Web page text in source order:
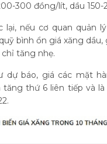
300 đồng/lít, dầu 150-
lại, nếu cơ quan quản
bình ổn giá xăng dầu,
tăng nhẹ.
dự báo, giá các mặt
tăng thứ 6 liên tiếp và